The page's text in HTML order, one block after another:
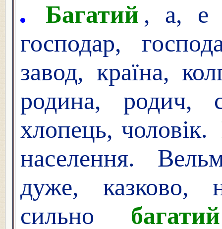
Багатий , а,
господар,
завод, країна,
родина, родич,
хлопець, чоловік.
населення.
дуже, казково,
сильно
багатий